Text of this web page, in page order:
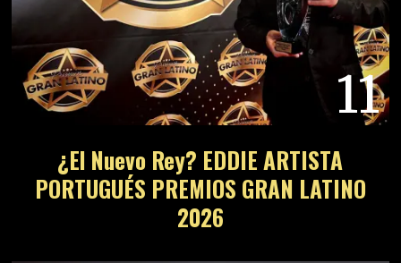
11
¿El Nuevo Rey? EDDIE ARTISTA
PORTUGUÉS PREMIOS GRAN LATINO
2026